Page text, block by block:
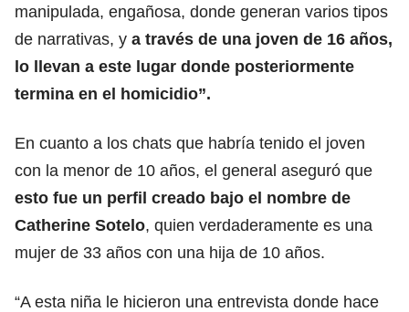
manipulada, engañosa, donde generan varios tipos
de narrativas, y a través de una joven de 16 años,
lo llevan a este lugar donde posteriormente
termina en el homicidio”.
En cuanto a los chats que habría tenido el joven
con la menor de 10 años, el general aseguró que
esto fue un perfil creado bajo el nombre de
Catherine Sotelo, quien verdaderamente es una
mujer de 33 años con una hija de 10 años.
“A esta niña le hicieron una entrevista donde hace